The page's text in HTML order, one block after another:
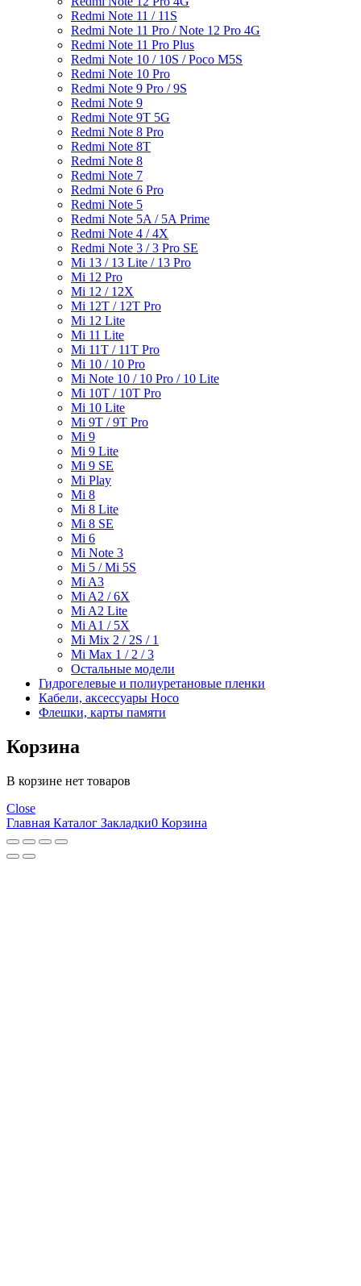
Redmi Note 11 / 11S
Redmi Note 11 Pro / Note 12 Pro 4G
Redmi Note 11 Pro Plus
Redmi Note 10 / 10S / Poco M5S
Redmi Note 10 Pro
Redmi Note 9 Pro / 9S
Redmi Note 9
Redmi Note 9T 5G
Redmi Note 8 Pro
Redmi Note 8T
Redmi Note 8
Redmi Note 7
Redmi Note 6 Pro
Redmi Note 5
Redmi Note 5A / 5A Prime
Redmi Note 4 / 4X
Redmi Note 3 / 3 Pro SE
Mi 13 / 13 Lite / 13 Pro
Mi 12 Pro
Mi 12 / 12X
Mi 12T / 12T Pro
Mi 12 Lite
Mi 11 Lite
Mi 11T / 11T Pro
Mi 10 / 10 Pro
Mi Note 10 / 10 Pro / 10 Lite
Mi 10T / 10T Pro
Mi 10 Lite
Mi 9T / 9T Pro
Mi 9
Mi 9 Lite
Mi 9 SE
Mi Play
Mi 8
Mi 8 Lite
Mi 8 SE
Mi 6
Mi Note 3
Mi 5 / Mi 5S
Mi A3
Mi A2 / 6X
Mi A2 Lite
Mi A1 / 5X
Mi Mix 2 / 2S / 1
Mi Max 1 / 2 / 3
Остальные модели
Гидрогелевые и полиуретановые пленки
Кабели, аксессуары Hoco
Флешки, карты памяти
Корзина
В корзине нет товаров
Close
Главная Каталог Закладки0 Корзина